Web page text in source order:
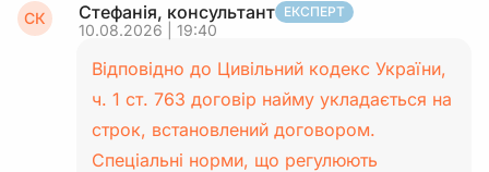
СК Стефанія, консультант ЕКСПЕРТ
10.08.2026 | 19:40
Відповідно до Цивільний кодекс України,
ч. 1 ст. 763 договір найму укладається на
строк, встановлений договором.
Спеціальні норми, що регулюють